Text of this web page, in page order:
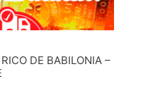
DE BABILONIA –